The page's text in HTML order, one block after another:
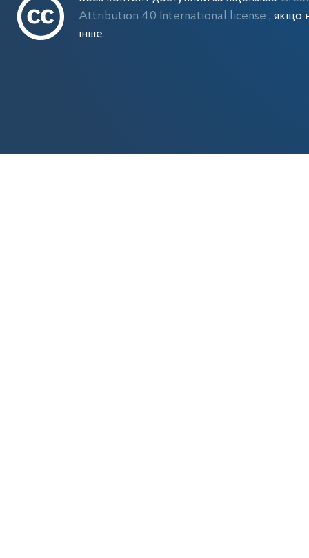
Attribution 4.0 International license, якщо
інше.